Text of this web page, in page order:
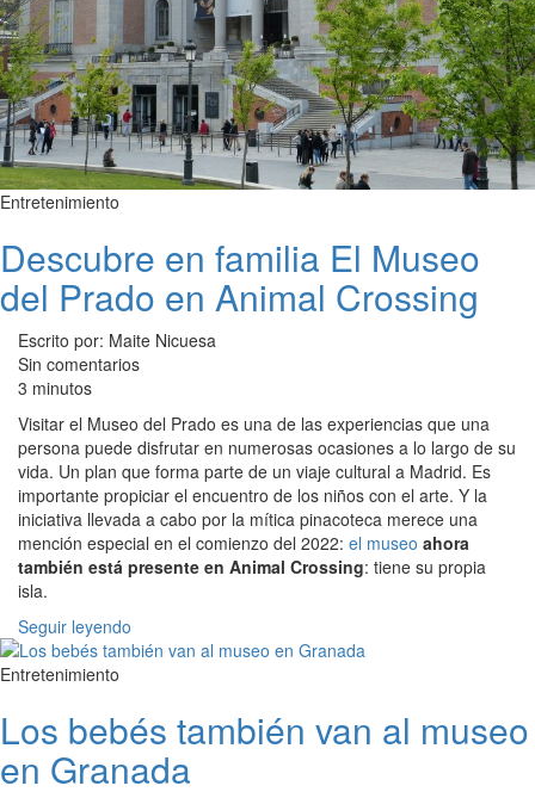
Entretenimiento
Descubre en familia El Museo
del Prado en Animal Crossing
Escrito por: Maite Nicuesa
Sin comentarios
3 minutos
Visitar el Museo del Prado es una de las experiencias que una
persona puede disfrutar en numerosas ocasiones a lo largo de su
vida. Un plan que forma parte de un viaje cultural a Madrid. Es
importante propiciar el encuentro de los niños con el arte. Y la
iniciativa llevada a cabo por la mítica pinacoteca merece una
mención especial en el comienzo del 2022: el museo ahora
también está presente en Animal Crossing: tiene su propia
isla.
Seguir leyendo
Entretenimiento
Los bebés también van al museo
en Granada